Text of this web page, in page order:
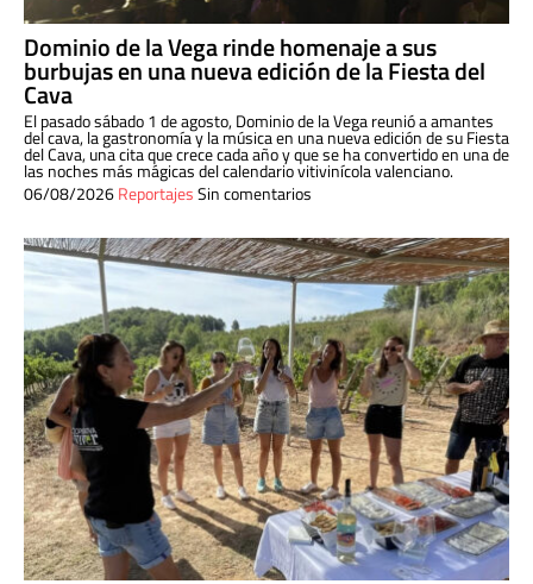
Dominio de la Vega rinde homenaje a sus
burbujas en una nueva edición de la Fiesta del
Cava
El pasado sábado 1 de agosto, Dominio de la Vega reunió a amantes
del cava, la gastronomía y la música en una nueva edición de su Fiesta
del Cava, una cita que crece cada año y que se ha convertido en una de
las noches más mágicas del calendario vitivinícola valenciano.
06/08/2026ReportajesSin comentarios